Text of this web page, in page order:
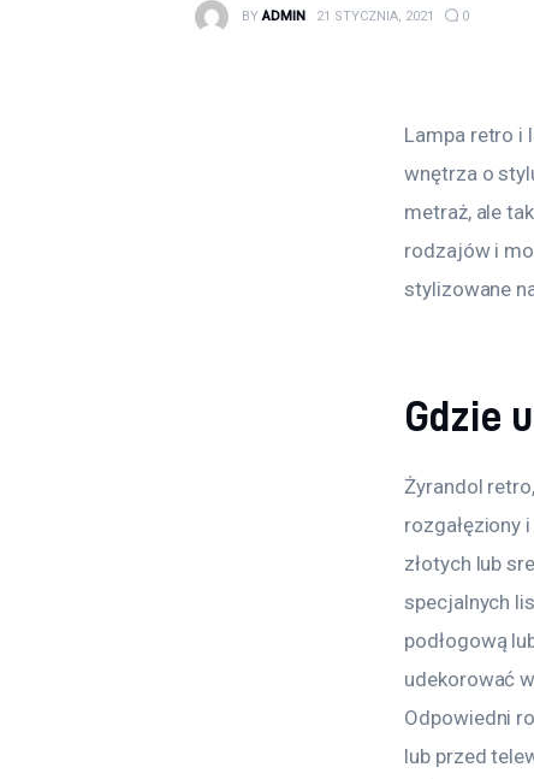
BY ADMIN 21 STYCZNIA, 2021 0
Lampa retro i
wnętrza o
metraż, ale
rodzajów i
stylizowane
Gdzie
Żyrandol
rozgałęziony
złotych lub
specjalnych
podłogową
udekorować
Odpowiedni
lub przed